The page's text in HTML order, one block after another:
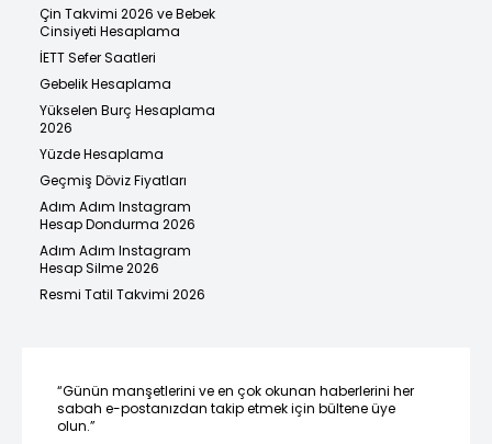
Çin Takvimi 2026 ve Bebek
Cinsiyeti Hesaplama
İETT Sefer Saatleri
Gebelik Hesaplama
Yükselen Burç Hesaplama
2026
Yüzde Hesaplama
Geçmiş Döviz Fiyatları
Adım Adım Instagram
Hesap Dondurma 2026
Adım Adım Instagram
Hesap Silme 2026
Resmi Tatil Takvimi 2026
“Günün manşetlerini ve en çok okunan haberlerini her
sabah e-postanızdan takip etmek için bültene üye
olun.”